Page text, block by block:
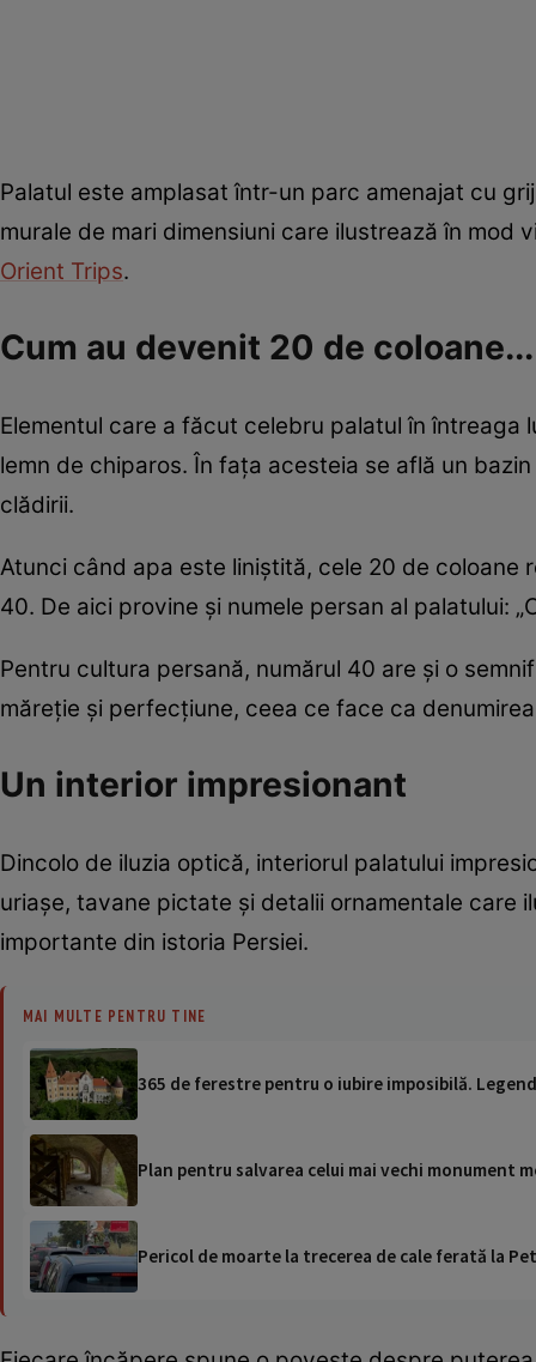
Palatul este amplasat într-un parc amenajat cu
murale de mari dimensiuni care ilustrează în
Orient Trips.
Cum au devenit 20 de
Elementul care a făcut celebru palatul în
lemn de chiparos. În fața acesteia se află un
clădirii.
Atunci când apa este liniștită, cele 20 de coloane
40. De aici provine și numele persan al palatului:
Pentru cultura persană, numărul 40 are și o
măreție și perfecțiune, ceea ce face ca
Un interior impresionant
Dincolo de iluzia optică, interiorul palatului
uriașe, tavane pictate și detalii ornamentale care
importante din istoria Persiei.
MAI MULTE PENTRU TINE
365 de ferestre pentru o iubire imposibilă.
Plan pentru salvarea celui mai vechi monument
Pericol de moarte la trecerea de cale ferată la